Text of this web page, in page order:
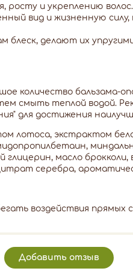
росту и укреплению волос.
вид и жизненную
блеск, делают их
количество бальзама-
смыть теплой водой.
для достижения
лотоса, экстрактом
масло
серебра,
воздействия прямых
Добавить отзыв